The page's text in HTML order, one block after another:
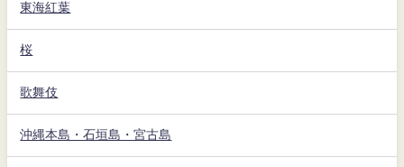
東海紅葉
桜
歌舞伎
沖縄本島・石垣島・宮古島